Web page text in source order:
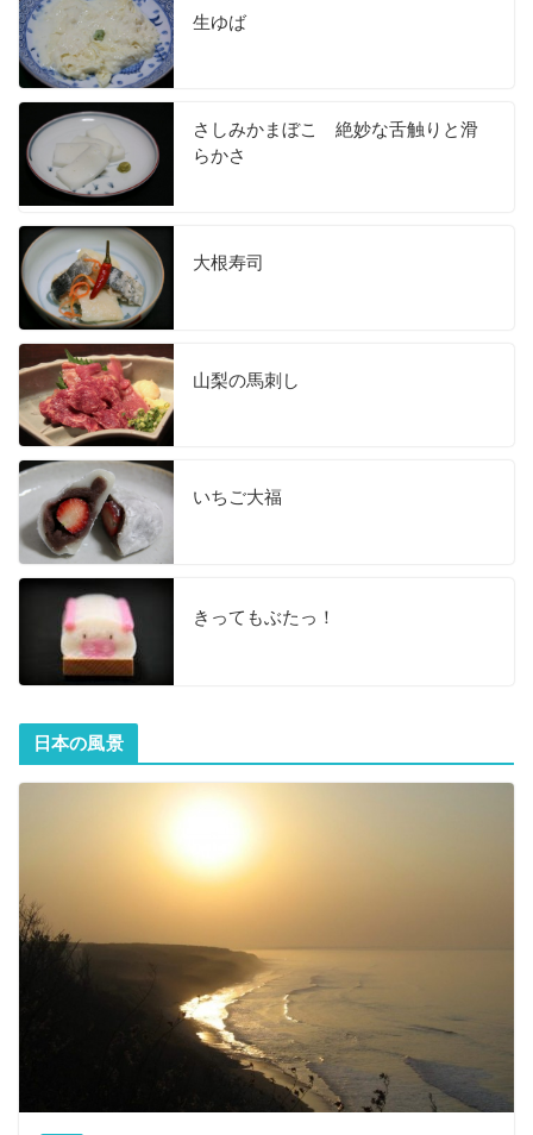
生ゆば
さしみかまぼこ 絶妙な舌触りと滑
らかさ
大根寿司
山梨の馬刺し
いちご大福
きってもぶたっ！
日本の風景